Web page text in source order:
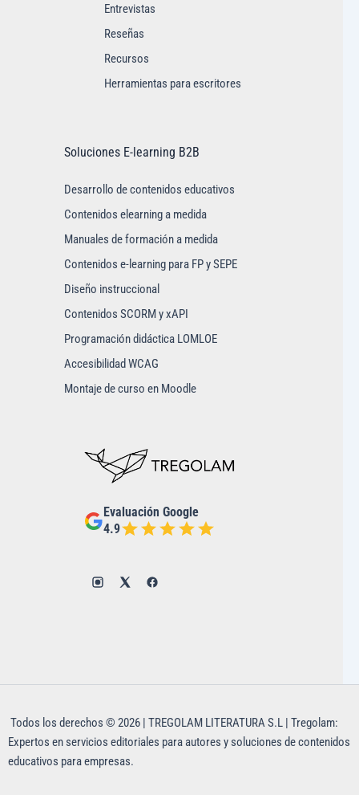
Entrevistas
Reseñas
Recursos
Herramientas para escritores
Soluciones E-learning B2B
Desarrollo de contenidos educativos
Contenidos elearning a medida
Manuales de formación a medida
Contenidos e-learning para FP y SEPE
Diseño instruccional
Contenidos SCORM y xAPI
Programación didáctica LOMLOE
Accesibilidad WCAG
Montaje de curso en Moodle
Evaluación Google
4.9
Todos los derechos © 2026 | TREGOLAM LITERATURA S.L | Tregolam:
Expertos en servicios editoriales para autores y soluciones de contenidos
educativos para empresas.